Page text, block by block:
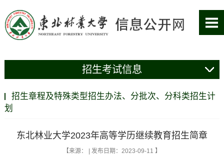
招生考试信息
招生章程及特殊类型招生办法、分批次、分科类招生计
划
东北林业大学2023年高等学历继续教育招生简章
【来源： | 发布日期：2023-09-11 】